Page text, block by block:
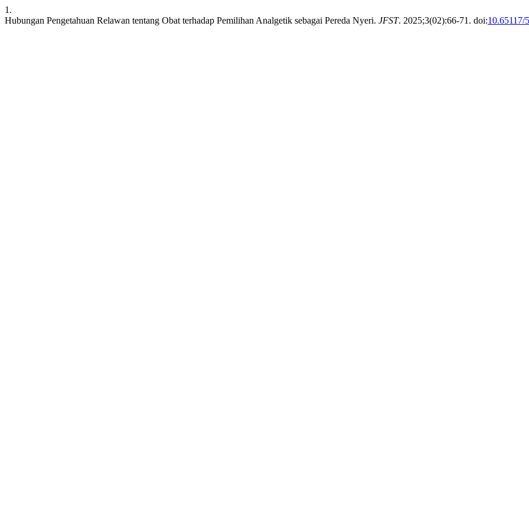
1.
Hubungan Pengetahuan Relawan tentang Obat terhadap Pemilihan Analgetik sebagai Pereda Nyeri. JFST. 2025;3(02):66-71. doi:10.65117/